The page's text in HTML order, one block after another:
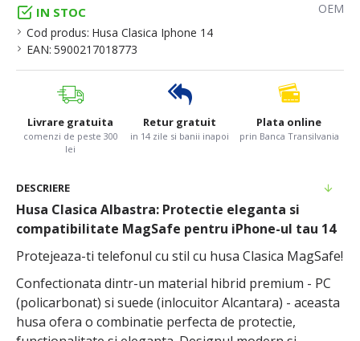
IN STOC
Cod produs: Husa Clasica Iphone 14
EAN: 5900217018773
OEM
Livrare gratuita
comenzi de peste 300
lei
Retur gratuit
in 14 zile si banii inapoi
Plata online
prin Banca Transilvania
DESCRIERE
Husa Clasica Albastra: Protectie eleganta si
compatibilitate MagSafe pentru iPhone-ul tau 14
Protejeaza-ti telefonul cu stil cu husa Clasica MagSafe!
Confectionata dintr-un material hibrid premium - PC
(policarbonat) si suede (inlocuitor Alcantara) - aceasta
husa ofera o combinatie perfecta de protectie,